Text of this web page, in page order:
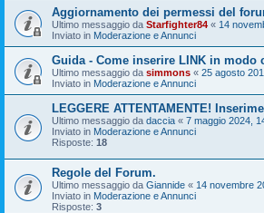
Aggiornamento dei permessi del
Ultimo messaggio da Starfighter84 « 14
Inviato in Moderazione e Annunci
Guida - Come inserire LINK in modo
Ultimo messaggio da simmons « 25 agosto
Inviato in Moderazione e Annunci
LEGGERE ATTENTAMENTE!
Ultimo messaggio da daccia « 7 maggio 2024,
Inviato in Moderazione e Annunci
Risposte: 18
Regole del Forum.
Ultimo messaggio da Giannide « 14 novembre
Inviato in Moderazione e Annunci
Risposte: 3